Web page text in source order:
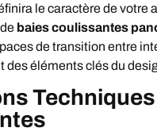
le caractère de votre
baies coulissantes
de transition entre
des éléments clés du
Techniques